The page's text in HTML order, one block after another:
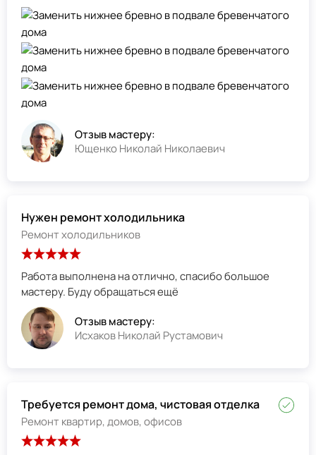
Отзыв мастеру:
Ющенко Николай Николаевич
Нужен ремонт холодильника
Ремонт холодильников
Работа выполнена на отлично, спасибо большое
мастеру. Буду обращаться ещё
Отзыв мастеру:
Исхаков Николай Рустамович
Требуется ремонт дома, чистовая отделка
Ремонт квартир, домов, офисов